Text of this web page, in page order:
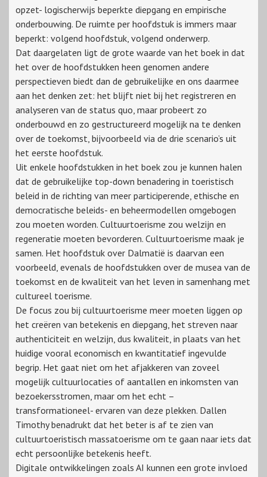
opzet- logischerwijs beperkte diepgang en empirische
onderbouwing. De ruimte per hoofdstuk is immers maar
beperkt: volgend hoofdstuk, volgend onderwerp.
Dat daargelaten ligt de grote waarde van het boek in dat
het over de hoofdstukken heen genomen andere
perspectieven biedt dan de gebruikelijke en ons daarmee
aan het denken zet: het blijft niet bij het registreren en
analyseren van de status quo, maar probeert zo
onderbouwd en zo gestructureerd mogelijk na te denken
over de toekomst, bijvoorbeeld via de drie scenario’s uit
het eerste hoofdstuk.
Uit enkele hoofdstukken in het boek zou je kunnen halen
dat de gebruikelijke top-down benadering in toeristisch
beleid in de richting van meer participerende, ethische en
democratische beleids- en beheermodellen omgebogen
zou moeten worden. Cultuurtoerisme zou welzijn en
regeneratie moeten bevorderen. Cultuurtoerisme maak je
samen. Het hoofdstuk over Dalmatië is daarvan een
voorbeeld, evenals de hoofdstukken over de musea van de
toekomst en de kwaliteit van het leven in samenhang met
cultureel toerisme.
De focus zou bij cultuurtoerisme meer moeten liggen op
het creëren van betekenis en diepgang, het streven naar
authenticiteit en welzijn, dus kwaliteit, in plaats van het
huidige vooral economisch en kwantitatief ingevulde
begrip. Het gaat niet om het afjakkeren van zoveel
mogelijk cultuurlocaties of aantallen en inkomsten van
bezoekersstromen, maar om het echt –
transformationeel- ervaren van deze plekken. Dallen
Timothy benadrukt dat het beter is af te zien van
cultuurtoeristisch massatoerisme om te gaan naar iets dat
echt persoonlijke betekenis heeft.
Digitale ontwikkelingen zoals AI kunnen een grote invloed